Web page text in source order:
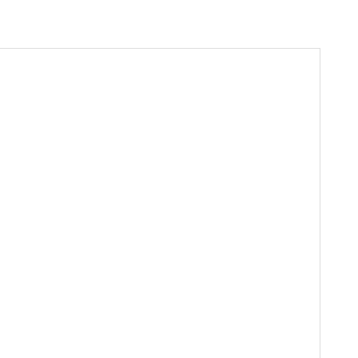
mukaan. Jos etsit jotain todella klassista, on se
sähköuuneilla tai yhdistelmän kaasu, induktio,
klassisesta tyylistä tai väreistä tinkimättä. Arvokkaat
Kahvojen ja nuppien eleganttien muotojen ja jämäkän
uunin teleskooppikiskot, tehokkaat polttimet tai
60 cm, 70 cm, 90 cm, 120 cm ja 150 cm kokoisina
löytyy sävy sävyyn esimerkiksi liesituulettimet, builtin ja
taustalevyt sekä keittiön pienkoneet runsaine
ylä- ja alavastus kiertoilmalla, kiertoilma,